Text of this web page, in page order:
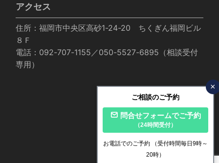
アクセス
住所：福岡市中央区高砂1-24-20 ちくぎん福岡ビル
８Ｆ
電話：092-707-1155／050-5527-6895（相談受付
専用）
ご相談のご予約
×
問合せフォームでご予約
（24時間受付）
お電話でのご予約
（受付時間毎日9時～
20時）